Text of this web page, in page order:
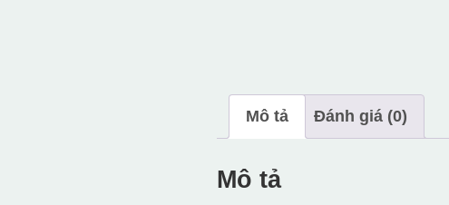
Mô tả Đánh giá (0)
Mô tả